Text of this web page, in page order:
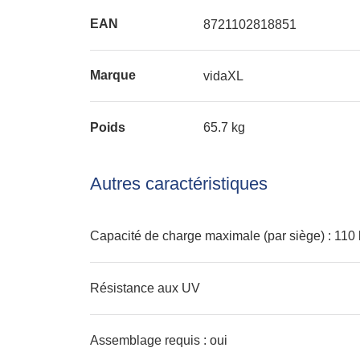
EAN 8721102818851
Marque vidaXL
Poids 65.7 kg
Autres caractéristiques
Capacité de charge maximale (par siège) : 110
Résistance aux UV
Assemblage requis : oui